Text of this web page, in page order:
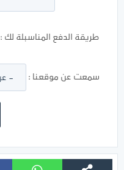
طريقة الدفع المناسبلة لك :
سمعت عن موقعنا :